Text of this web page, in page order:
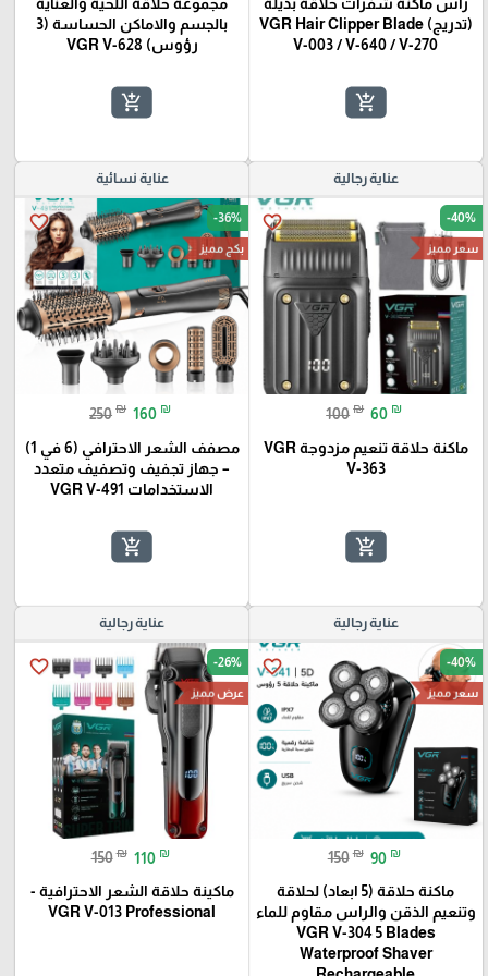
(تدريج) VGR Hair Clipper Blade
V-003 / V-640 / V-270
add_shopping_cart
بالجسم والاماكن الحساسة (3
رؤوس) VGR V-628
add_shopping_cart
عناية رجالية
favorite_border -40%
سعر مميز
100 ₪ 60 ₪
ماكنة حلاقة تنعيم مزدوجة VGR
V-363
add_shopping_cart
عناية نسائية
favorite_border -36%
بكج مميز
250 ₪ 160 ₪
مصفف الشعر الاحترافي (6 في 1)
– جهاز تجفيف وتصفيف متعدد
الاستخدامات VGR V-491
add_shopping_cart
عناية رجالية
favorite_border -40%
سعر مميز
150 ₪ 90 ₪
ماكنة حلاقة (5 ابعاد) لحلاقة
وتنعيم الذقن والراس مقاوم للماء
VGR V-304 5 Blades
Waterproof Shaver
عناية رجالية
favorite_border -26%
عرض مميز
150 ₪ 110 ₪
ماكينة حلاقة الشعر الاحترافية -
VGR V-013 Professional